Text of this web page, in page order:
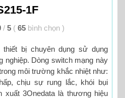
1F
/ 5 ( 65 bình chọn )
bị chuyên dụng sử dụng
nghiệp. Dòng switch mạng này
môi trường khắc nhiệt như:
chịu sự rung lắc, khói bụi
xuất 3Onedata là thương hiệu